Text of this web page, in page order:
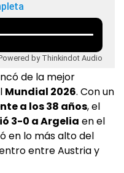
by Thinkindot Audio
de la mejor
Mundial 2026. Con un
a los 38 años, el
3-0 a Argelia en el
en lo más alto del
entre Austria y